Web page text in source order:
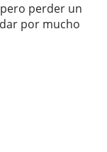
perder un
por mucho